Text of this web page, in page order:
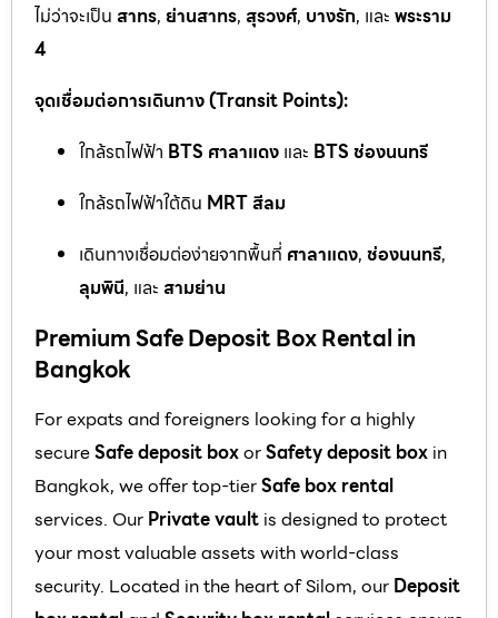
ไม่ว่าจะเป็น สาทร, ย่านสาทร, สุรวงศ์, บางรัก, และ พระราม
4
จุดเชื่อมต่อการเดินทาง (Transit Points):
ใกล้รถไฟฟ้า BTS ศาลาแดง และ BTS ช่องนนทรี
ใกล้รถไฟฟ้าใต้ดิน MRT สีลม
เดินทางเชื่อมต่อง่ายจากพื้นที่ ศาลาแดง, ช่องนนทรี,
ลุมพินี, และ สามย่าน
Premium Safe Deposit Box Rental in
Bangkok
For expats and foreigners looking for a highly
secureSafe deposit boxorSafety deposit box in
Bangkok, we offer top-tierSafe box rental
services. Our Private vault is designed to protect
your most valuable assets with world-class
security. Located in the heart of Silom, our Deposit